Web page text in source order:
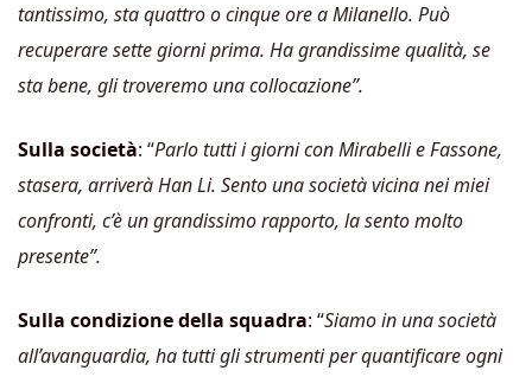
tantissimo, sta quattro o cinque ore a Milanello. Può
recuperare sette giorni prima. Ha grandissime qualità, se
sta bene, gli troveremo una collocazione”.
Sulla società: “Parlo tutti i giorni con Mirabelli e Fassone,
stasera, arriverà Han Li. Sento una società vicina nei miei
confronti, c’è un grandissimo rapporto, la sento molto
presente”.
Sulla condizione della squadra: “Siamo in una società
all’avanguardia, ha tutti gli strumenti per quantificare ogni